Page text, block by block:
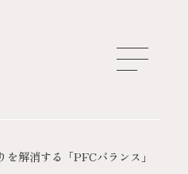
を解消する「PFCバランス」